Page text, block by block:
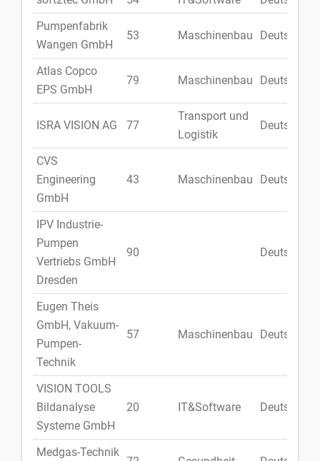
Pumpenfabrik
Wangen GmbH
53 Maschinenbau
Atlas Copco
EPS GmbH
79 Maschinenbau
ISRA VISION AG 77
Transport und
Logistik
CVS
Engineering
GmbH
43 Maschinenbau
IPV Industrie-
Pumpen
Vertriebs GmbH
Dresden
90
Eugen Theis
GmbH, Vakuum-
Pumpen-
Technik
57 Maschinenbau
VISION TOOLS
Bildanalyse
Systeme GmbH
20 IT&Software
Medgas-Technik